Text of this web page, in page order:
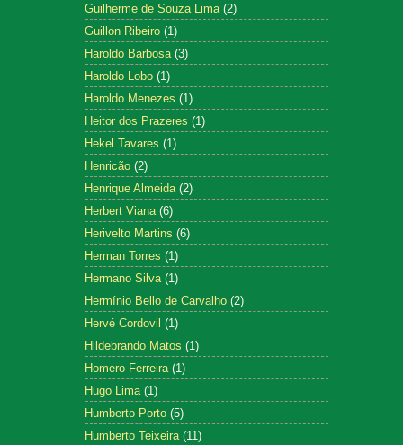
Guilherme de Souza Lima (2)
Guillon Ribeiro (1)
Haroldo Barbosa (3)
Haroldo Lobo (1)
Haroldo Menezes (1)
Heitor dos Prazeres (1)
Hekel Tavares (1)
Henricão (2)
Henrique Almeida (2)
Herbert Viana (6)
Herivelto Martins (6)
Herman Torres (1)
Hermano Silva (1)
Hermínio Bello de Carvalho (2)
Hervé Cordovil (1)
Hildebrando Matos (1)
Homero Ferreira (1)
Hugo Lima (1)
Humberto Porto (5)
Humberto Teixeira (11)